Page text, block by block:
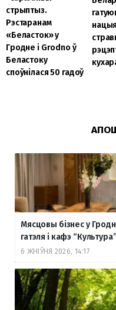
стрыптыз.
Рэстаранам
«Беласток» у
Гродне і Grodno ў
Беластоку
споўнілася 50 гадоў
Мясцовы бізнес у
гатэля і кафэ
6 ЖНІЎНЯ 2026, 14:17